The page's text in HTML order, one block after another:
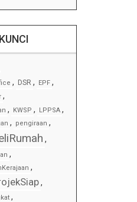
, DSR , EPF ,
,
, KWSP , LPPSA ,
, pengiraan ,
,
,
,
,
,